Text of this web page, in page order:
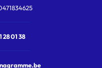
28 01 38